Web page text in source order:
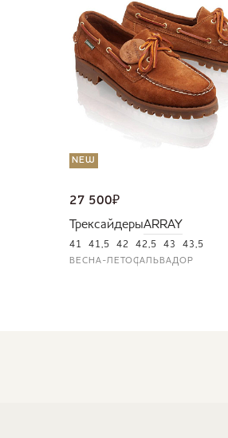
NEW
27 500₽
ТрексайдерыARRAY
41 41,5 42 42,5 43 43,5
ВЕСНА-ЛЕТОСАЛЬВАДОР